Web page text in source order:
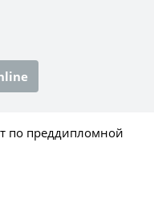
по преддипломной